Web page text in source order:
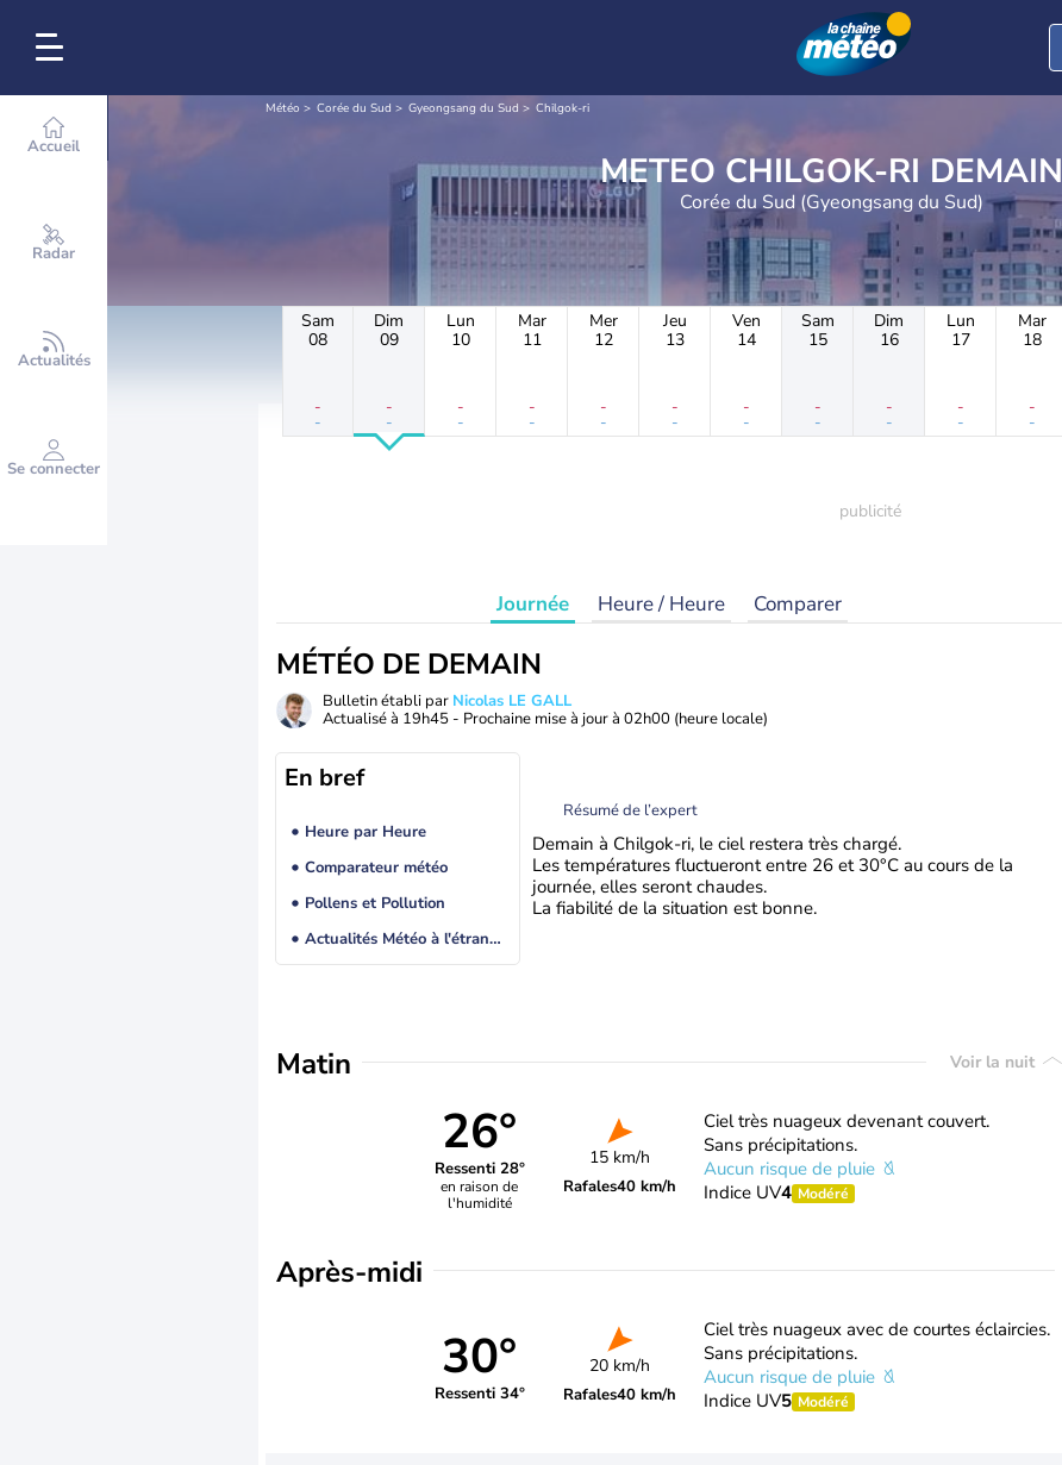
Accueil
Radar
Actualités
Se connecter
Météo Corée du Sud Gyeongsang du Sud Chilgok-ri
METEO CHILGOK-RI DEMAIN
Corée du Sud (Gyeongsang du Sud)
Sam
08
-
-
Dim
09
-
-
Lun
10
-
-
Mar
11
-
-
Mer
12
-
-
Jeu
13
-
-
Ven
14
-
-
Sam
15
-
-
Dim
16
-
-
Lun
17
-
-
Mar
18
-
-
Journée Heure / Heure Comparer
MÉTÉO DE DEMAIN
Bulletin établi par Nicolas LE GALL
Actualisé à 19h45 - Prochaine mise à jour à 02h00 (heure locale)
En bref
Heure par Heure
Comparateur météo
Pollens et Pollution
Actualités Météo à l'étranger
Résumé de l’expert
Demain à Chilgok-ri, le ciel restera très chargé.
Les températures fluctueront entre 26 et 30°C au cours de la
journée, elles seront chaudes.
La fiabilité de la situation est bonne.
Matin Voir la nuit
26°
Ressenti 28°
en raison de
l'humidité
15 km/h
Rafales40 km/h
Ciel très nuageux devenant couvert.
Sans précipitations.
Aucun risque de pluie
Indice UV4 Modéré
Après-midi
30°
Ressenti 34°
20 km/h
Rafales40 km/h
Ciel très nuageux avec de courtes éclaircies.
Sans précipitations.
Aucun risque de pluie
Indice UV5 Modéré